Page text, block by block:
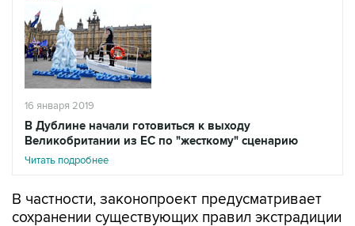
16 января 2019
В Дублине начали готовиться к выходу
Великобритании из ЕС по "жесткому" сценарию
Читать подробнее
В частности, законопроект предусматривает
сохранении существующих правил экстрадиции